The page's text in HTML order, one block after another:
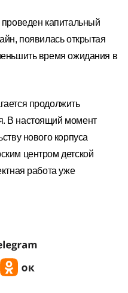
капитальный
появилась открытая
время ожидания в
продолжить
В настоящий момент
нового корпуса
центром детской
работа уже